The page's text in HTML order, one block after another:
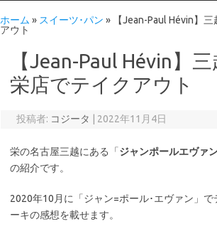
ホーム » スイーツ･パン »
【Jean-Paul Hévin】
アウト
【Jean-Paul Hévin】
栄店でテイクアウト
投稿者: コジータ 2022年11月4日
栄の名古屋三越にある「ジャンポールエヴァ
の紹介です。
2020年10月に「ジャン=ポール･エヴァン」で
ーキの感想を載せます。